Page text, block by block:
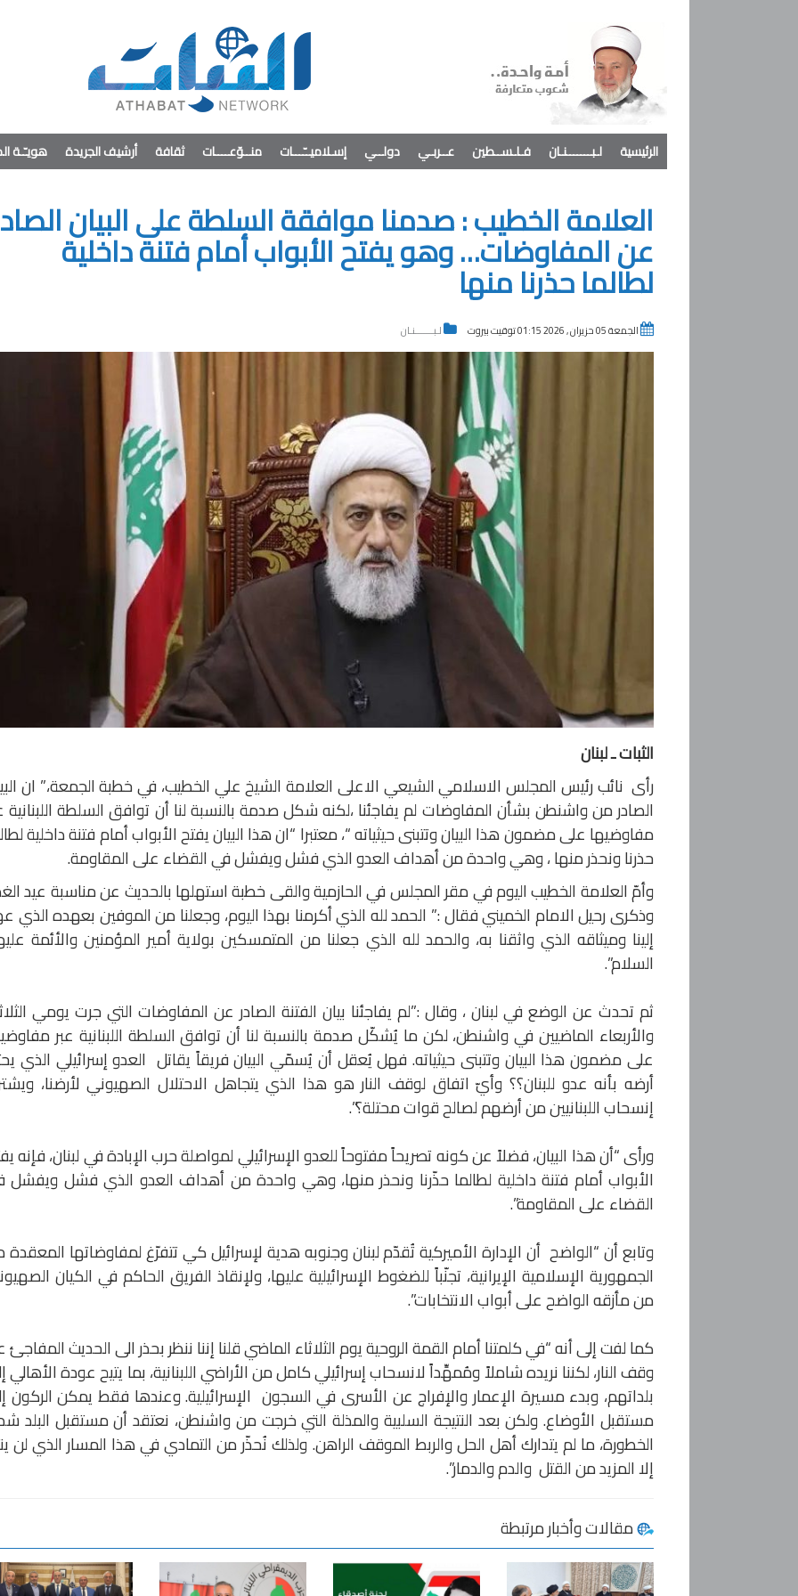
الرئيسية لـبـــــــنـان فـلـســطين عــربـي دولــي إسـلاميــّـــات منــوّعــــات ثقافة أرشيف الجريدة هويـّـة
العلامة الخطيب : صدمنا موافقة السلطة على البيان
عن المفاوضات… وهو يفتح الأبواب أمام فتنة داخلية
لطالما حذرنا منها
الجمعة 05 حزيران , 2026 01:15 توقيت بيروت لـبـــــــنـان
الثبات ـ لبنان
رأى نائب رئيس المجلس الاسلامي الشيعي الاعلى العلامة الشيخ علي الخطيب، في خطبة الجمعة،” ان
الصادر من واشنطن بشأن المفاوضات لم يفاجئنا ،لكنه شكل صدمة بالنسبة لنا أن توافق السلطة اللبنانية
مفاوضيها على مضمون هذا البيان وتتبنى حيثياته “، معتبرا “ان هذا البيان يفتح الأبواب أمام فتنة داخلية
حذرنا ونحذر منها ، وهي واحدة من أهداف العدو الذي فشل ويفشل في القضاء على المقاومة.
وأمّ العلامة الخطيب اليوم في مقر المجلس في الحازمية والقى خطبة استهلها بالحديث عن مناسبة عيد
وذكرى رحيل الامام الخميني فقال :” الحمد لله الذي أكرمنا بهذا اليوم، وجعلنا من الموفين بعهده الذي
إلينا وميثاقه الذي واثقنا به، والحمد لله الذي جعلنا من المتمسكين بولاية أمير المؤمنين والأئمة
السلام”.
ثم تحدث عن الوضع في لبنان ، وقال :”لم يفاجئنا بيان الفتنة الصادر عن المفاوضات التي جرت يومي
والأربعاء الماضيين في واشنطن، لكن ما يُشكّل صدمة بالنسبة لنا أن توافق السلطة اللبنانية عبر
على مضمون هذا البيان وتتبنى حيثياته. فهل يُعقل أن يُسمّي البيان فريقاً يقاتل العدو إسرائيلي الذي
أرضه بأنه عدو للبنان؟؟ وأيّ اتفاق لوقف النار هو هذا الذي يتجاهل الاحتلال الصهيوني لأرضنا،
إنسحاب اللبنانيين من أرضهم لصالح قوات محتلة؟”.
ورأى “أن هذا البيان، فضلاً عن كونه تصريحاً مفتوحاً للعدو الإسرائيلي لمواصلة حرب الإبادة في لبنان، فإنه
الأبواب أمام فتنة داخلية لطالما حذّرنا ونحذر منها، وهي واحدة من أهداف العدو الذي فشل ويفشل
القضاء على المقاومة”.
وتابع أن “الواضح أن الإدارة الأميركية تُقدّم لبنان وجنوبه هدية لإسرائيل كي تتفرّغ لمفاوضاتها
الجمهورية الإسلامية الإيرانية، تجنّباً للضغوط الإسرائيلية عليها، ولإنقاذ الفريق الحاكم في الكيان
من مأزقه الواضح على أبواب الانتخابات”.
كما لفت إلى أنه “في كلمتنا أمام القمة الروحية يوم الثلاثاء الماضي قلنا إننا ننظر بحذر الى الحديث
وقف النار، لكننا نريده شاملاً ومُمهِّداً لانسحاب إسرائيلي كامل من الأراضي اللبنانية، بما يتيح عودة الأهالي
بلداتهم، وبدء مسيرة الإعمار والإفراج عن الأسرى في السجون الإسرائيلية. وعندها فقط يمكن الركون
مستقبل الأوضاع. ولكن بعد النتيجة السلبية والمذلة التي خرجت من واشنطن، نعتقد أن مستقبل البلد
الخطورة، ما لم يتدارك أهل الحل والربط الموقف الراهن. ولذلك نُحذّر من التمادي في هذا المسار الذي لن
إلا المزيد من القتل والدم والدمار”.
مقالات وأخبار مرتبطة